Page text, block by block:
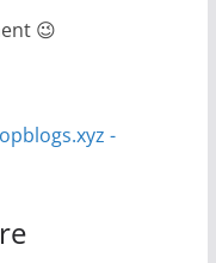
😉
-